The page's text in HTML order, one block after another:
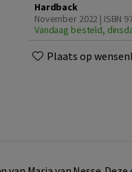
Hardback
November 2022 | ISBN
Vandaag besteld,
Plaats op